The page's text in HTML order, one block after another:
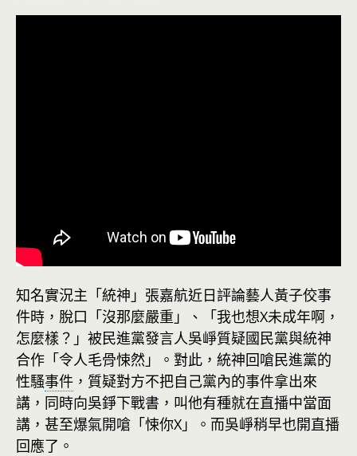
知名實況主「統神」張嘉航近日評論藝人黃子佼事
件時，脫口「沒那麼嚴重」、「我也想X未成年啊，
怎麼樣？」被民進黨發言人吳崢質疑國民黨與統神
合作「令人毛骨悚然」。對此，統神回嗆民進黨的
性騷事件 ，質疑對方不把自己黨內的事件拿出來
講，同時向吳錚下戰書，叫他有種就在直播中當面
講，甚至爆氣開嗆「悚你X」。而吳崢稍早也開直播
回應了。